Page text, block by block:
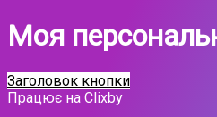
Моя
Заголовок кнопки
Працює на Clixby